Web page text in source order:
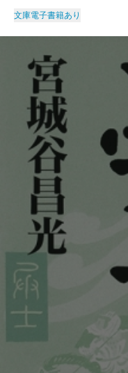
文庫電子書籍あり